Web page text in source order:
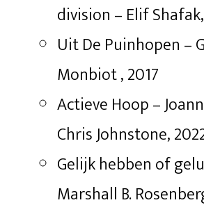
division – Elif
Uit De Puinhopen –
Monbiot , 2017
Actieve Hoop –
Chris Johnstone,
Gelijk hebben of
Marshall B.